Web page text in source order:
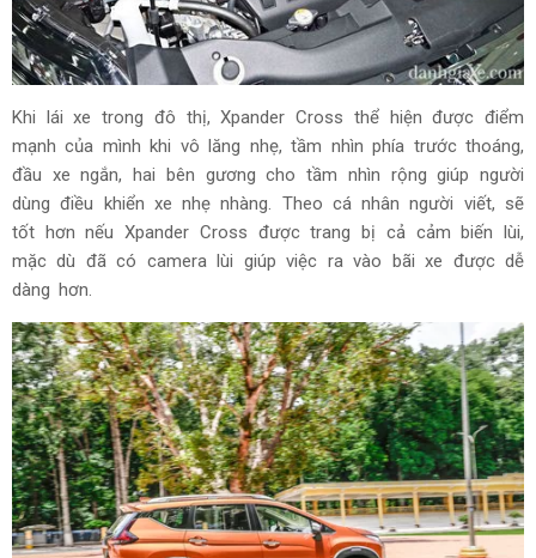
Khi lái xe trong đô thị, Xpander Cross thể hiện được điểm
mạnh của mình khi vô lăng nhẹ, tầm nhìn phía trước thoáng,
đầu xe ngắn, hai bên gương cho tầm nhìn rộng giúp người
dùng điều khiển xe nhẹ nhàng. Theo cá nhân người viết, sẽ
tốt hơn nếu Xpander Cross được trang bị cả cảm biến lùi,
mặc dù đã có camera lùi giúp việc ra vào bãi xe được dễ
dàng hơn.